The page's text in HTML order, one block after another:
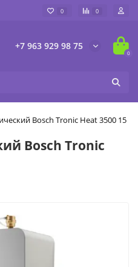
0 0
+7 963 929 98 75
0
Bosch Tronic Heat 3500 15 RU
Bosch Tronic